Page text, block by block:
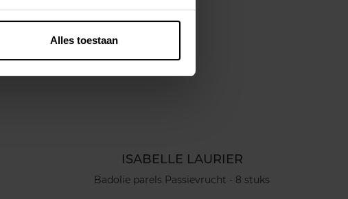
Alles toestaan
ISABELLE LAURIER
Badolie parels Passievrucht - 8 stuks